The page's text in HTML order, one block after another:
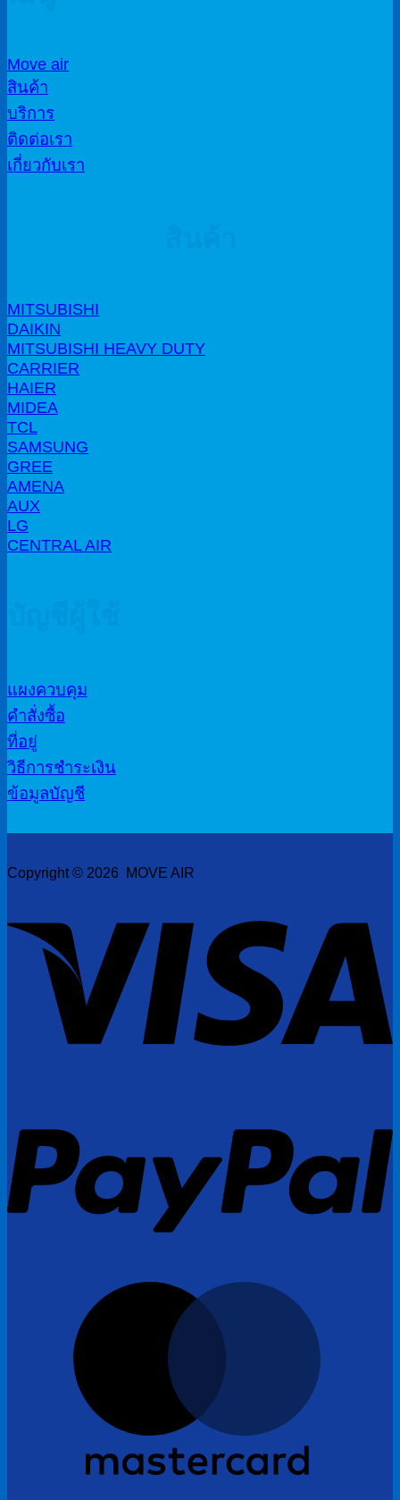
Move air
สินค้า
บริการ
ติดต่อเรา
เกี่ยวกับเรา
MITSUBISHI
DAIKIN
MITSUBISHI HEAVY DUTY
CARRIER
HAIER
MIDEA
TCL
SAMSUNG
GREE
AMENA
AUX
LG
CENTRAL AIR
แผงควบคุม
คำสั่งซื้อ
ที่อยู่
วิธีการชำระเงิน
ข้อมูลบัญชี
Copyright © 2026 MOVE AIR